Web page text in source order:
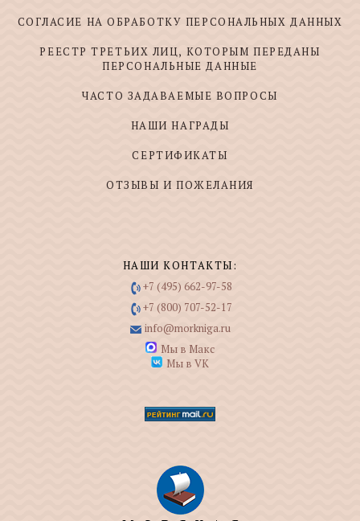
СОГЛАСИЕ НА ОБРАБОТКУ ПЕРСОНАЛЬНЫХ ДАННЫХ
РЕЕСТР ТРЕТЬИХ ЛИЦ, КОТОРЫМ ПЕРЕДАНЫ
ПЕРСОНАЛЬНЫЕ ДАННЫЕ
ЧАСТО ЗАДАВАЕМЫЕ ВОПРОСЫ
НАШИ НАГРАДЫ
СЕРТИФИКАТЫ
ОТЗЫВЫ И ПОЖЕЛАНИЯ
НАШИ КОНТАКТЫ:
+7 (495) 662-97-58
+7 (800) 707-52-17
info@morkniga.ru
Мы в Макс
Мы в VK